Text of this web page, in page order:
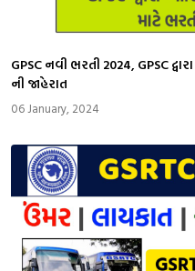
GPSC નવી ભરતી 2024, GPSC
ની જાહેરાત
06 January, 2024